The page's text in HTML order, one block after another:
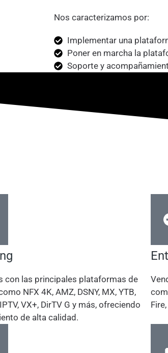
Nos caracterizamos por:
Implementar una
Poner en marcha la
Soporte y
con las principales plataformas de
NFX 4K, AMZ, DSNY, MX, YTB,
VX+, DirTV G y más, ofreciendo
de alta calidad.